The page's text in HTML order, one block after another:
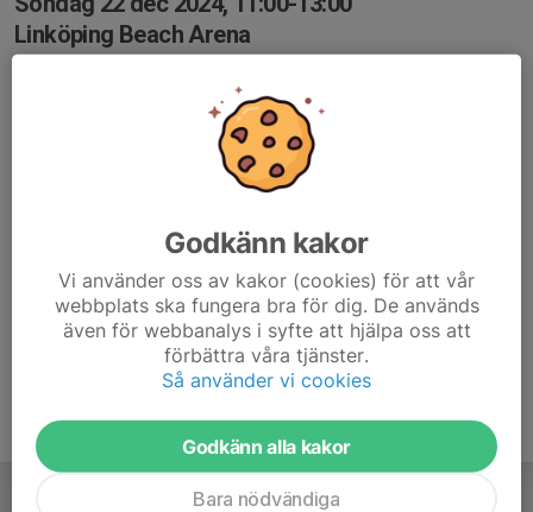
Linköping Beach Arena
Godkänn kakor
Vi använder oss av kakor (cookies) för att vår
webbplats ska fungera bra för dig. De används
även för webbanalys i syfte att hjälpa oss att
förbättra våra tjänster.
Så använder vi cookies
Godkänn alla kakor
Bara nödvändiga